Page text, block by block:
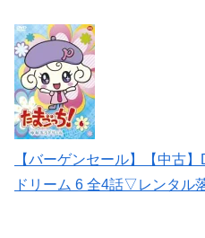
【バーゲンセール】【中古
ドリーム 6 全4話▽レンタル